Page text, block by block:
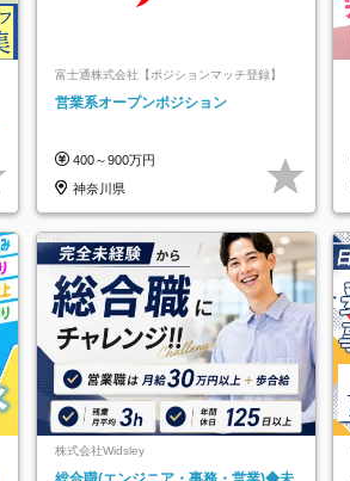
富士通株式会社【ポジションマッチ登録】
営業系オープンポジション
400～900万円
神奈川県
株式会社Widsley